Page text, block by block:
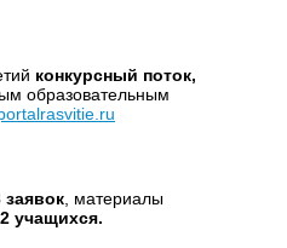
конкурсный поток,
образовательным
заявок , материалы
2 учащихся.